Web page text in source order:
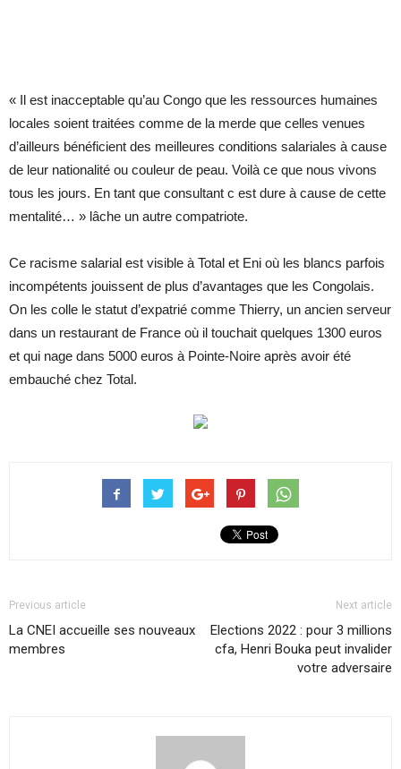
« Il est inacceptable qu’au Congo que les ressources humaines
locales soient traitées comme de la merde que celles venues
d’ailleurs bénéficient des meilleures conditions salariales à cause
de leur nationalité ou couleur de peau. Voilà ce que nous vivons
tous les jours. En tant que consultant c est dure à cause de cette
mentalité… » lâche un autre compatriote.
Ce racisme salarial est visible à Total et Eni où les blancs parfois
incompétents jouissent de plus d’avantages que les Congolais.
On les colle le statut d’expatrié comme Thierry, un ancien serveur
dans un restaurant de France où il touchait quelques 1300 euros
et qui nage dans 5000 euros à Pointe-Noire après avoir été
embauché chez Total.
Previous article
La CNEI accueille ses nouveaux
membres
Next article
Elections 2022 : pour 3 millions
cfa, Henri Bouka peut invalider
votre adversaire